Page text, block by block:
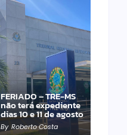
FERIADO – TRE-MS
não terá expediente
dias 10 e 11 de agosto
By Roberto Costa